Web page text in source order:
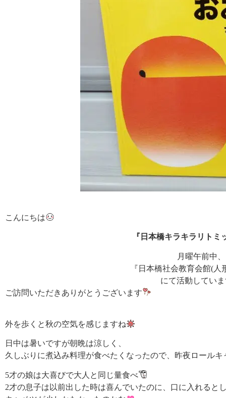
こんにちは
『日本橋キラキラリトミ
月曜午前中、
『日本橋社会教育会館(人
にて活動してい
ご訪問いただきありがとうございます
外を歩くと秋の空気を感じますね
日中は暑いですが朝晩は涼しく、
久しぶりに煮込み料理が食べたくなったので、昨夜ロール
5才の娘は大喜びで大人と同じ量食べ
2才の息子は以前出した時は喜んでいたのに、口に入れると